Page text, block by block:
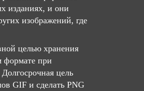
изданиях, и они
изображений, где
целью хранения
формате при
цель
GIF и сделать PNG